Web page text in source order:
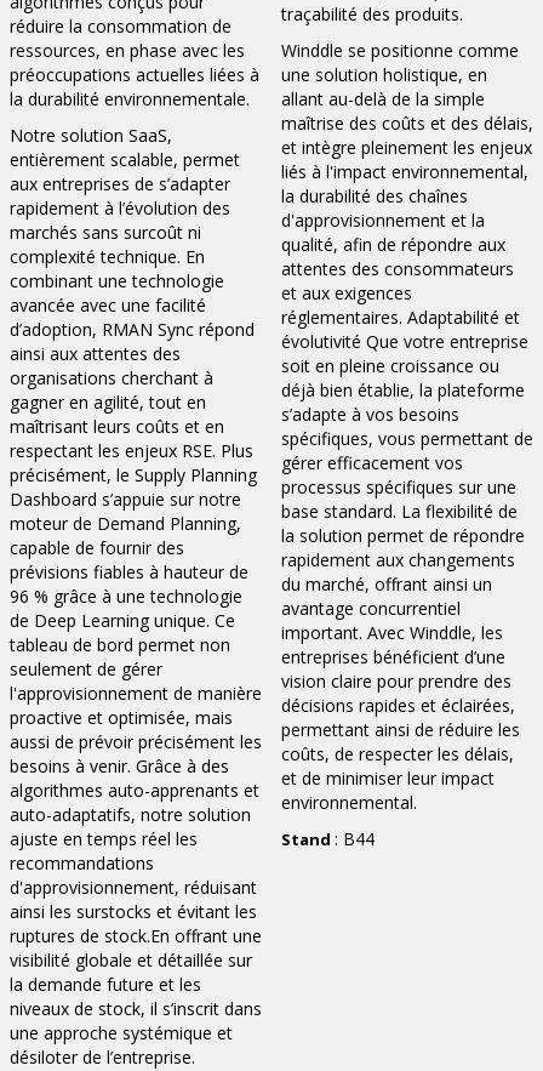
traçabilité des produits.
Winddle se positionne comme
une solution holistique, en
allant au-delà de la simple
maîtrise des coûts et des délais,
et intègre pleinement les enjeux
liés à l'impact environnemental,
la durabilité des chaînes
d'approvisionnement et la
qualité, afin de répondre aux
attentes des consommateurs
et aux exigences
réglementaires. Adaptabilité et
évolutivité Que votre entreprise
soit en pleine croissance ou
déjà bien établie, la plateforme
s’adapte à vos besoins
spécifiques, vous permettant de
gérer efficacement vos
processus spécifiques sur une
base standard. La flexibilité de
la solution permet de répondre
rapidement aux changements
du marché, offrant ainsi un
avantage concurrentiel
important. Avec Winddle, les
entreprises bénéficient d’une
vision claire pour prendre des
décisions rapides et éclairées,
permettant ainsi de réduire les
coûts, de respecter les délais,
et de minimiser leur impact
environnemental.
Stand : B44
réduire la consommation de
ressources, en phase avec les
préoccupations actuelles liées à
la durabilité environnementale.
Notre solution SaaS,
entièrement scalable, permet
aux entreprises de s’adapter
rapidement à l’évolution des
marchés sans surcoût ni
complexité technique. En
combinant une technologie
avancée avec une facilité
d’adoption, RMAN Sync répond
ainsi aux attentes des
organisations cherchant à
gagner en agilité, tout en
maîtrisant leurs coûts et en
respectant les enjeux RSE. Plus
précisément, le Supply Planning
Dashboard s’appuie sur notre
moteur de Demand Planning,
capable de fournir des
prévisions fiables à hauteur de
96 % grâce à une technologie
de Deep Learning unique. Ce
tableau de bord permet non
seulement de gérer
l'approvisionnement de manière
proactive et optimisée, mais
aussi de prévoir précisément les
besoins à venir. Grâce à des
algorithmes auto-apprenants et
auto-adaptatifs, notre solution
ajuste en temps réel les
recommandations
d'approvisionnement, réduisant
ainsi les surstocks et évitant les
ruptures de stock.En offrant une
visibilité globale et détaillée sur
la demande future et les
niveaux de stock, il s’inscrit dans
une approche systémique et
désiloter de l’entreprise.